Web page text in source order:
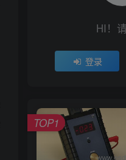
HI！
登录
TOP1